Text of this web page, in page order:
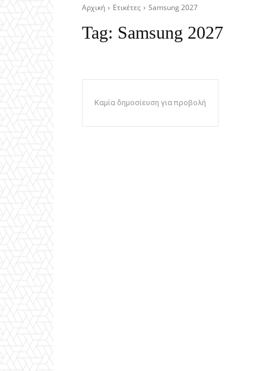
Αρχική Ετικέτες Samsung 2027
Tag: Samsung 2027
Καμία δημοσίευση για προβολή